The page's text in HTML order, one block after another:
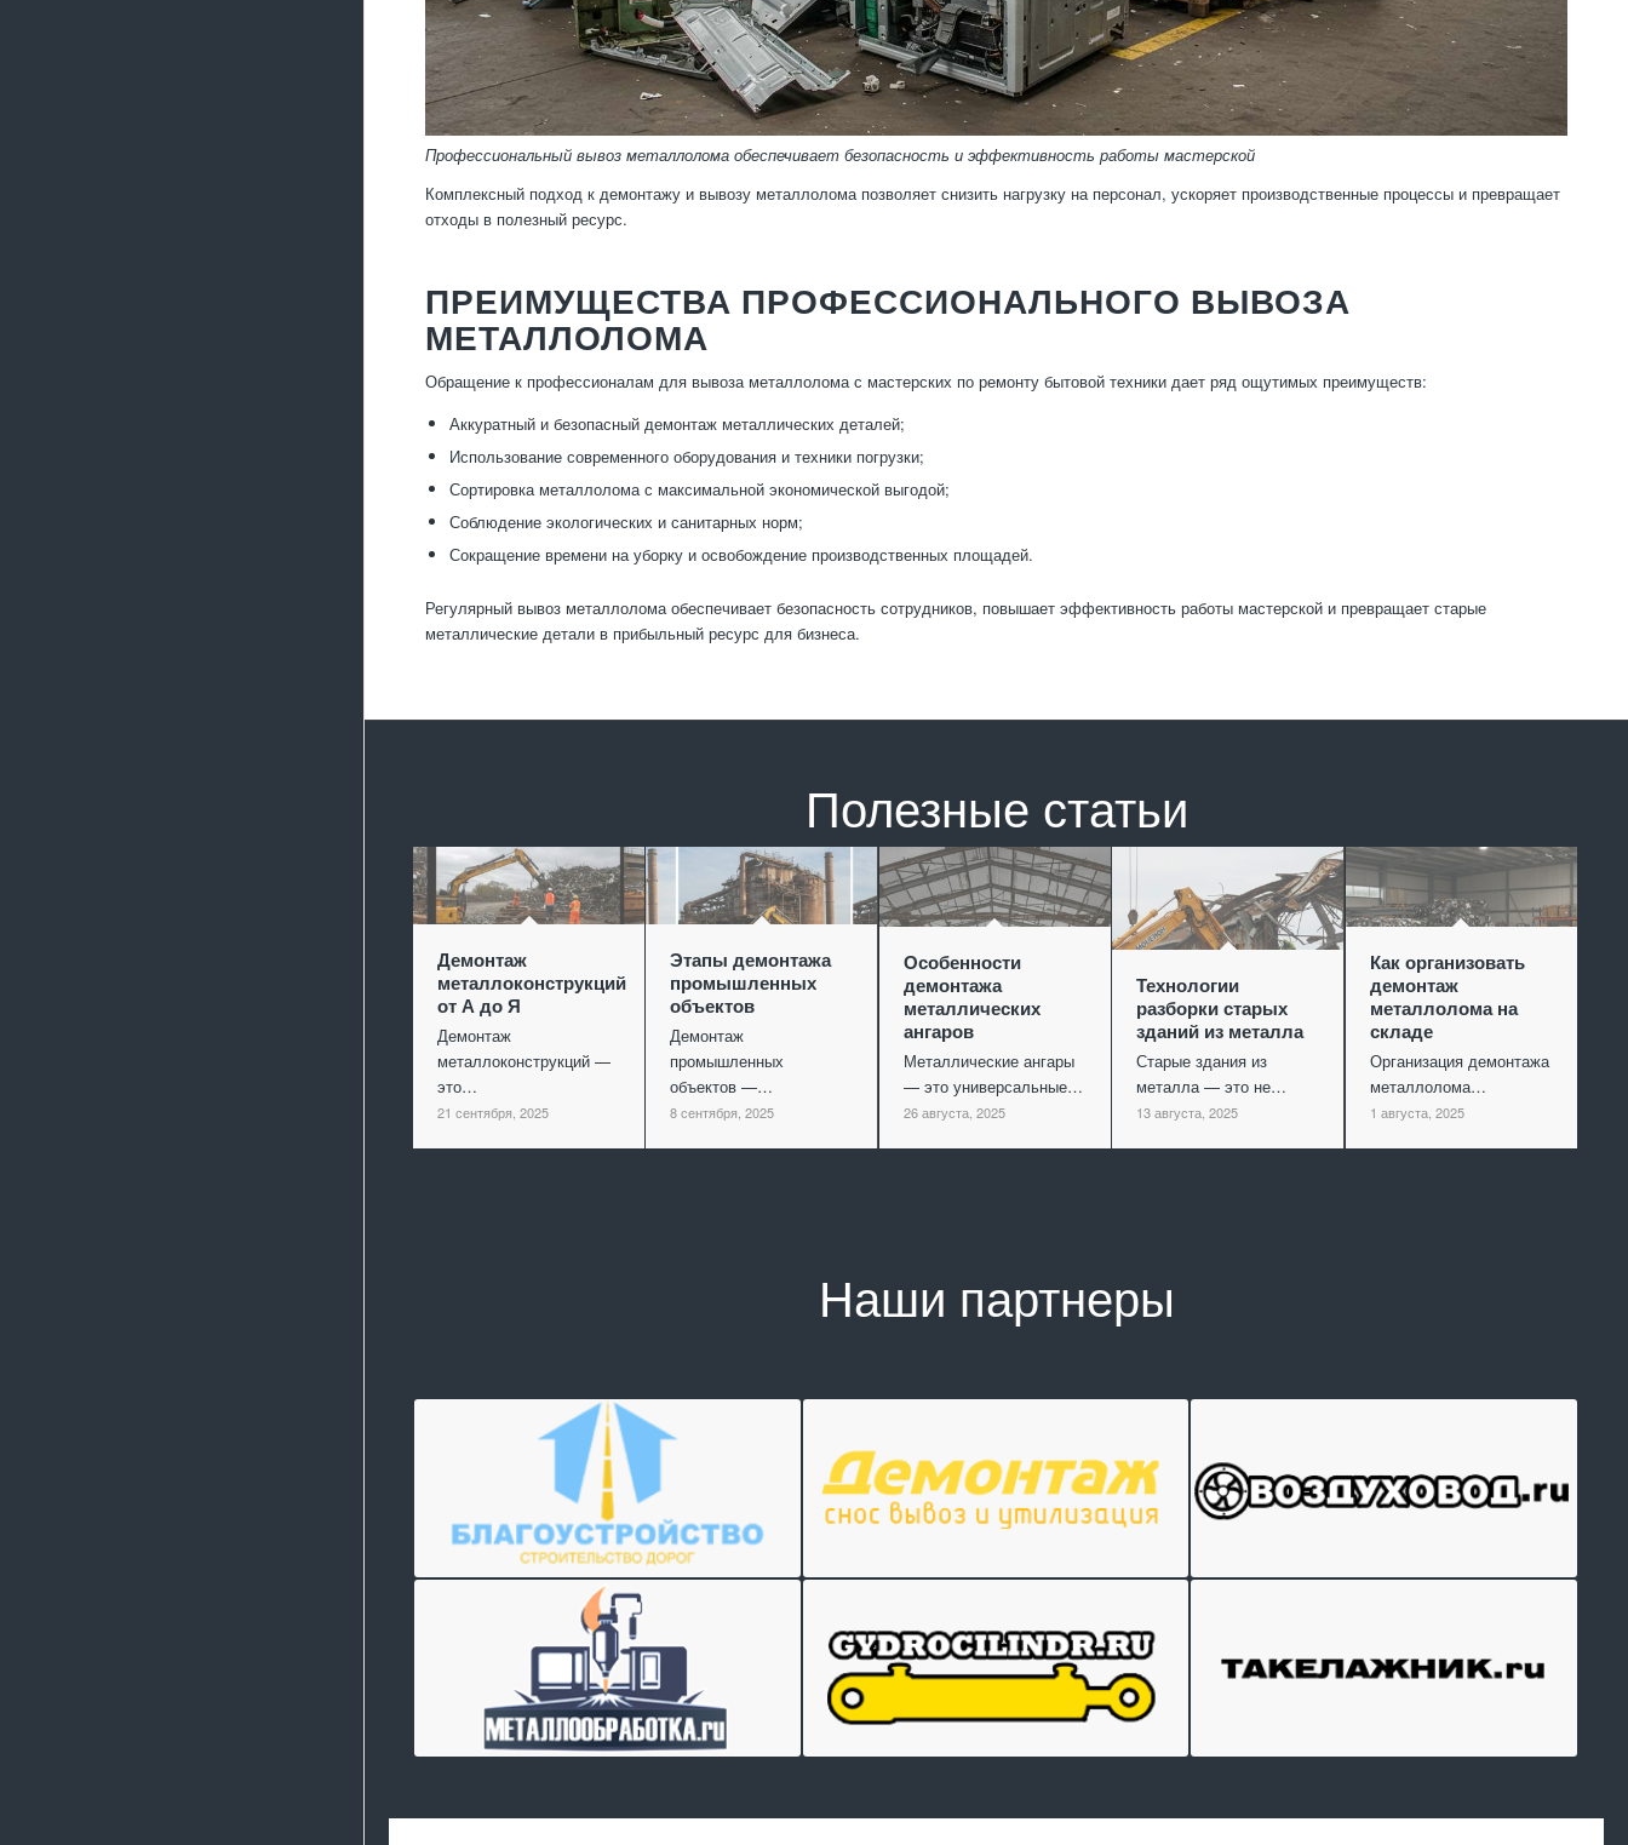
Профессиональный вывоз металлолома обеспечивает безопасность и эффективность работы мастерской
Комплексный подход к демонтажу и вывозу металлолома позволяет снизить нагрузку на персонал, ускоряет производственные процессы и превращает
отходы в полезный ресурс.
ПРЕИМУЩЕСТВА ПРОФЕССИОНАЛЬНОГО ВЫВОЗА
МЕТАЛЛОЛОМА
Обращение к профессионалам для вывоза металлолома с мастерских по ремонту бытовой техники дает ряд ощутимых преимуществ:
Аккуратный и безопасный демонтаж металлических деталей;
Использование современного оборудования и техники погрузки;
Сортировка металлолома с максимальной экономической выгодой;
Соблюдение экологических и санитарных норм;
Сокращение времени на уборку и освобождение производственных площадей.
Регулярный вывоз металлолома обеспечивает безопасность сотрудников, повышает эффективность работы мастерской и превращает старые
металлические детали в прибыльный ресурс для бизнеса.
Полезные статьи
Демонтаж
металлоконструкций
от А до Я
Демонтаж
металлоконструкций —
это…
21 сентября, 2025
Этапы демонтажа
промышленных
объектов
Демонтаж
промышленных
объектов —…
8 сентября, 2025
Особенности
демонтажа
металлических
ангаров
Металлические ангары
— это универсальные…
26 августа, 2025
Технологии
разборки старых
зданий из металла
Старые здания из
металла — это не…
13 августа, 2025
Как организовать
демонтаж
металлолома на
складе
Организация демонтажа
металлолома…
1 августа, 2025
Наши партнеры